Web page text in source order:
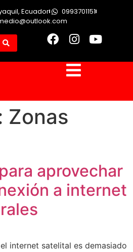
Ecuador
0993701151
Zonas
aprovechar
a internet
internet satelital es demasiado